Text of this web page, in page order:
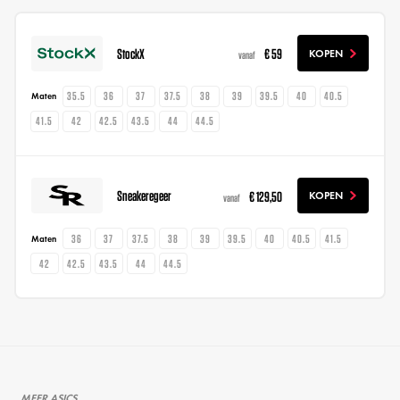
StockX vanaf € 59 KOPEN
Maten 35.5 36 37 37.5 38 39 39.5 40
40.5
41.5
42 42.5 43.5 44 44.5
Sneakeregeer vanaf € 129,50 KOPEN
Maten 36 37 37.5 38 39 39.5 40 40.5
41.5
42
42.5 43.5 44 44.5